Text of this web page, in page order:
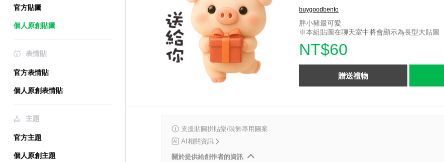
官方貼圖
個人原創貼圖
表情貼
官方表情貼
個人原創表情貼
主題
官方主題
個人原創主題
buygoodbento
胖小豬最可愛
※本組貼圖在聊天室中將會顯示為長型大貼圖
NT$60
贈送禮物
支援貼圖拼貼樂/裝飾專用圖案
AI相關資訊
關於提供給創作者的資訊